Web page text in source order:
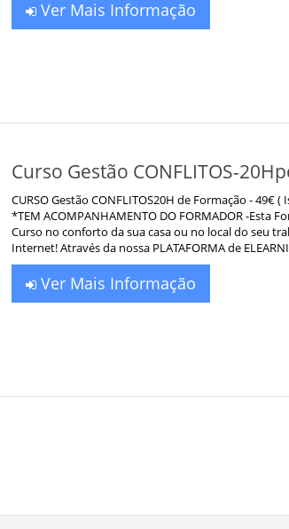
Ver Mais Informação
Curso Gestão CONFLITOS-
CURSO Gestão CONFLITOS20H de Formação - 49€ (
*TEM ACOMPANHAMENTO DO FORMADOR -Esta
Curso no conforto da sua casa ou no local do seu
Internet! Através da nossa PLATAFORMA de
Ver Mais Informação